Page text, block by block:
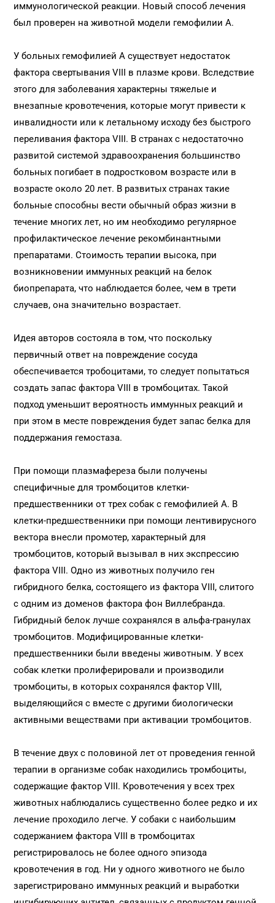
иммунологической реакции. Новый способ лечения
был проверен на животной модели гемофилии А.
У больных гемофилией А существует недостаток
фактора свертывания VIII в плазме крови. Вследствие
этого для заболевания характерны тяжелые и
внезапные кровотечения, которые могут привести к
инвалидности или к летальному исходу без быстрого
переливания фактора VIII. В странах с недостаточно
развитой системой здравоохранения большинство
больных погибает в подростковом возрасте или в
возрасте около 20 лет. В развитых странах такие
больные способны вести обычный образ жизни в
течение многих лет, но им необходимо регулярное
профилактическое лечение рекомбинантными
препаратами. Стоимость терапии высока, при
возникновении иммунных реакций на белок
биопрепарата, что наблюдается более, чем в трети
случаев, она значительно возрастает.
Идея авторов состояла в том, что поскольку
первичный ответ на повреждение сосуда
обеспечивается тробоцитами, то следует попытаться
создать запас фактора VIII в тромбоцитах. Такой
подход уменьшит вероятность иммунных реакций и
при этом в месте повреждения будет запас белка для
поддержания гемостаза.
При помощи плазмафереза были получены
специфичные для тромбоцитов клетки-
предшественники от трех собак с гемофилией А. В
клетки-предшественники при помощи лентивирусного
вектора внесли промотер, характерный для
тромбоцитов, который вызывал в них экспрессию
фактора VIII. Одно из животных получило ген
гибридного белка, состоящего из фактора VIII, слитого
с одним из доменов фактора фон Виллебранда.
Гибридный белок лучше сохранялся в альфа-гранулах
тромбоцитов. Модифицированные клетки-
предшественники были введены животным. У всех
собак клетки пролиферировали и производили
тромбоциты, в которых сохранялся фактор VIII,
выделяющийся с вместе с другими биологически
активными веществами при активации тромбоцитов.
В течение двух с половиной лет от проведения генной
терапии в организме собак находились тромбоциты,
содержащие фактор VIII. Кровотечения у всех трех
животных наблюдались существенно более редко и их
лечение проходило легче. У собаки с наибольшим
содержанием фактора VIII в тромбоцитах
регистрировалось не более одного эпизода
кровотечения в год. Ни у одного животного не было
зарегистрировано иммунных реакций и выработки